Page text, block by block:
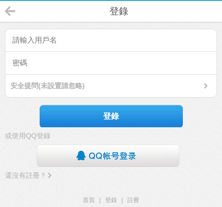
登錄
安全提問(未設置請忽略)
登錄
或使用QQ登錄
還沒有註冊？
首頁 登錄
註冊